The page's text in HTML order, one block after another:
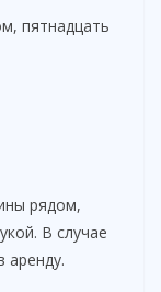
пятнадцать
рядом,
В случае
аренду.